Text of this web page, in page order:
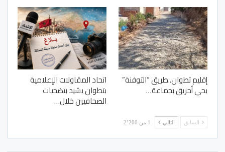
إقليم تطوان..طريق “التوفنة”
بحي أحريق بجماعة…
اتحاد المقاولات الإعلامية
بتطوان يشيد بتضحيات
الصحافيين خلال…
السابق التالي 1 من 2٬200